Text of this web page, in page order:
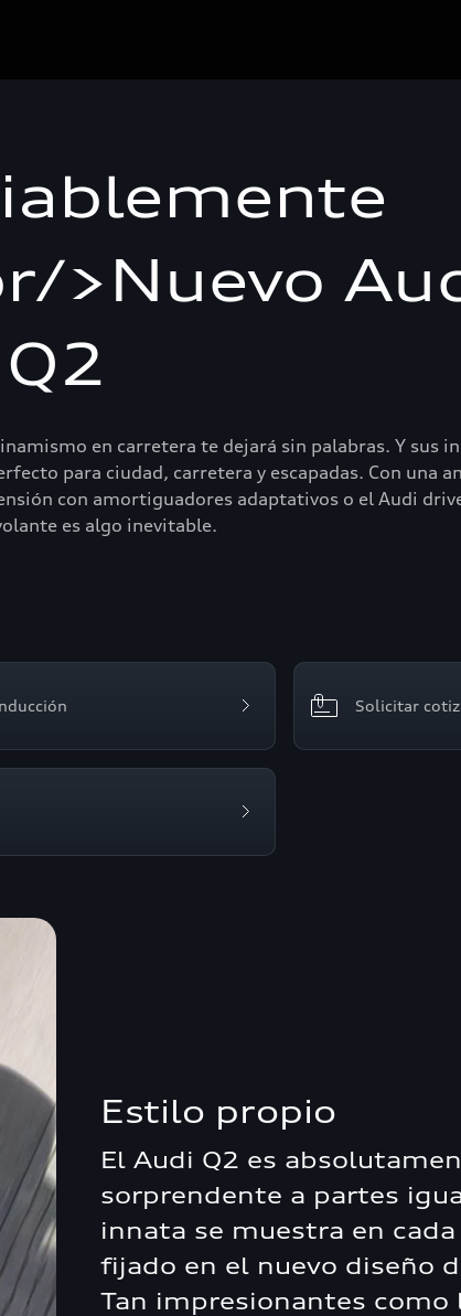
>Nuevo
Q2
en carretera te dejará sin palabras. Y sus
para ciudad, carretera y escapadas. Con una
con amortiguadores adaptativos o el Audi
es algo inevitable.
Solicitar
Estilo propio
El Audi Q2 es
sorprendente a partes
innata se muestra en cada
fijado en el nuevo diseño
Tan impresionantes como